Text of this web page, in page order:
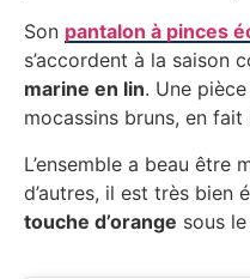
Son pantalon à pinces
s’accordent à la saison
marine en lin. Une
mocassins bruns, en fait
L’ensemble a beau être
d’autres, il est très bien
touche d’orange sous